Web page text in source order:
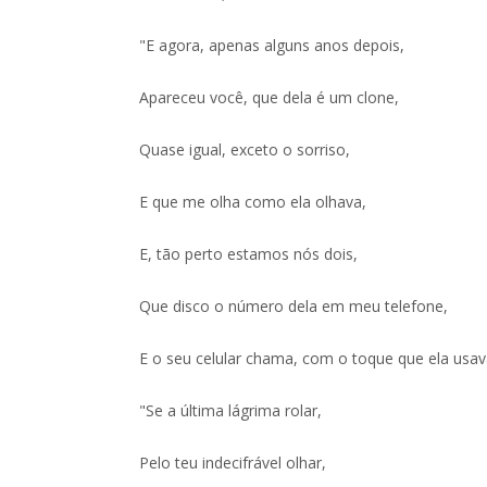
"E agora, apenas alguns anos depois,
Apareceu você, que dela é um clone,
Quase igual, exceto o sorriso,
E que me olha como ela olhava,
E, tão perto estamos nós dois,
Que disco o número dela em meu telefone,
E o seu celular chama, com o toque que ela
"Se a última lágrima rolar,
Pelo teu indecifrável olhar,